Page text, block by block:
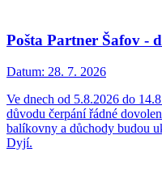
Pošta Partner Šafov -
Datum: 28. 7. 2026
Ve dnech od 5.8.2026 do
důvodu čerpání řádné
balíkovny a důchody budou
Dyjí.